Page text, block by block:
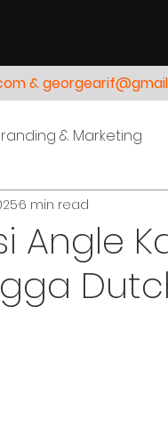
&
& Marketing
Angle
6 min read